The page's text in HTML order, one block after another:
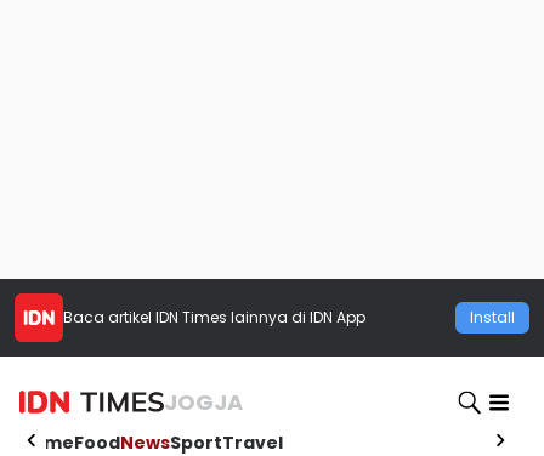
Baca artikel IDN Times lainnya di IDN App Install
JOGJA
HomeFoodNewsSportTravel